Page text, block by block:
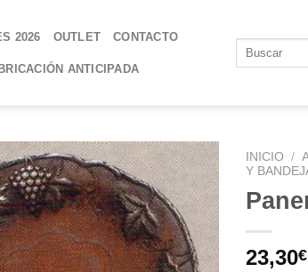
2026 OUTLET CONTACTO
ANTICIPADA
AÑADIR
A LA
LISTA
DE
INICIO /
Y
23,30€